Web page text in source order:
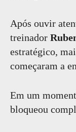
Após ouvir
treinador
estratégico,
começaram a
Em um
bloqueou